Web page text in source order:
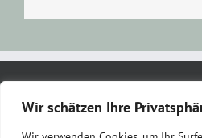
Wir schätzen Ihre